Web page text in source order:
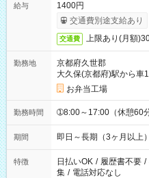
給与
1400円
交通費別途支給あり
交通費 上限あり(月額
勤務地
京都府久世郡
大久保(京都府)駅から車
お弁当工場
勤務時間 ➀8:00～17:00（休憩60
期間 即日～長期（3ヶ月以上）
特徴 日払いOK / 履歴書不要 /
集 / 電話対応なし